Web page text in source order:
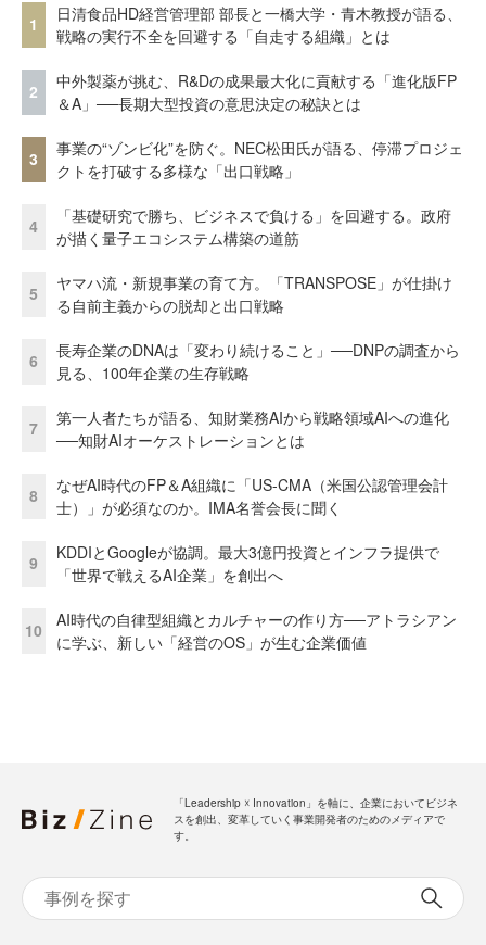
1
日清食品HD経営管理部 部長と一橋大学・青木教授が語る、
戦略の実行不全を回避する「自走する組織」とは
2
中外製薬が挑む、R&Dの成果最大化に貢献する「進化版FP
＆A」──長期大型投資の意思決定の秘訣とは
3
事業の“ゾンビ化”を防ぐ。NEC松田氏が語る、停滞プロジェ
クトを打破する多様な「出口戦略」
4
「基礎研究で勝ち、ビジネスで負ける」を回避する。政府
が描く量子エコシステム構築の道筋
5
ヤマハ流・新規事業の育て方。「TRANSPOSE」が仕掛け
る自前主義からの脱却と出口戦略
6
長寿企業のDNAは「変わり続けること」──DNPの調査から
見る、100年企業の生存戦略
7
第一人者たちが語る、知財業務AIから戦略領域AIへの進化
──知財AIオーケストレーションとは
8
なぜAI時代のFP＆A組織に「US-CMA（米国公認管理会計
士）」が必須なのか。IMA名誉会長に聞く
9
KDDIとGoogleが協調。最大3億円投資とインフラ提供で
「世界で戦えるAI企業」を創出へ
10
AI時代の自律型組織とカルチャーの作り方──アトラシアン
に学ぶ、新しい「経営のOS」が生む企業価値
「Leadership ☓ Innovation」を軸に、企業においてビジネ
スを創出、変革していく事業開発者のためのメディアで
す。